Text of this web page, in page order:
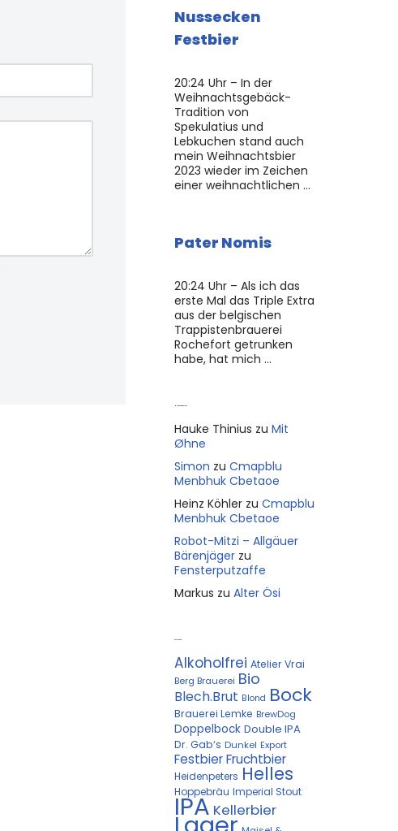
Nussecken
Festbier
20:24 Uhr – In der
Weihnachtsgebäck-
Tradition von
Spekulatius und
Lebkuchen stand auch
mein Weihnachtsbier
2023 wieder im Zeichen
einer weihnachtlichen …
Pater Nomis
20:24 Uhr – Als ich das
erste Mal das Triple Extra
aus der belgischen
Trappistenbrauerei
Rochefort getrunken
habe, hat mich …
Hauke Thinius zu Mit
Øhne
Simon zu Cmapblu
Menbhuk Cbetaoe
Heinz Köhler zu Cmapblu
Menbhuk Cbetaoe
Robot-Mitzi – Allgäuer
Bärenjäger zu
Fensterputzaffe
Markus zu Alter Ösi
Alkoholfrei Atelier Vrai
Berg Brauerei Bio
Blech.Brut Blond Bock
Brauerei Lemke BrewDog
Doppelbock Double IPA
Dr. Gab‘s Dunkel Export
FestbierFruchtbier
Heidenpeters Helles
Hoppebräu Imperial Stout
IPA Kellerbier